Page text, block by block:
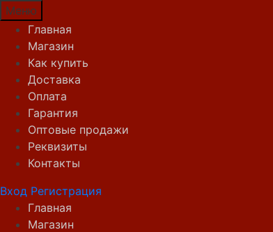
Меню
Главная
Магазин
Как купить
Доставка
Оплата
Гарантия
Оптовые продажи
Реквизиты
Контакты
Вход Регистрация
Главная
Магазин